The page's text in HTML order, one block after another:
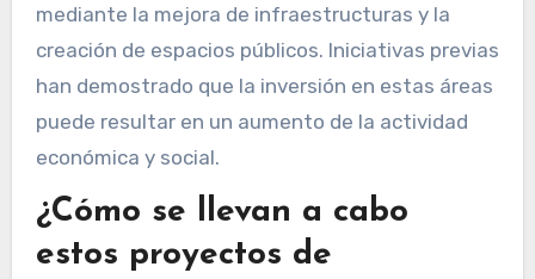
mediante la mejora de infraestructuras y la
creación de espacios públicos. Iniciativas previas
han demostrado que la inversión en estas áreas
puede resultar en un aumento de la actividad
económica y social.
¿Cómo se llevan a cabo
estos proyectos de